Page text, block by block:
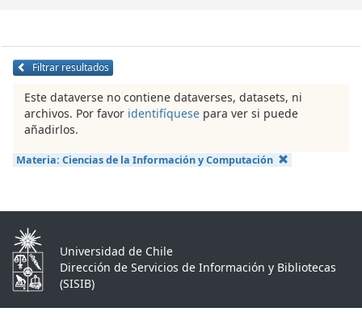
Filtrar resultados
Este dataverse no contiene dataverses, datasets, ni
archivos. Por favor identifíquese para ver si puede
añadirlos.
Materia: Ciencias de la Información y Computación
Universidad de Chile
Dirección de Servicios de Información y Bibliotecas
(SISIB)